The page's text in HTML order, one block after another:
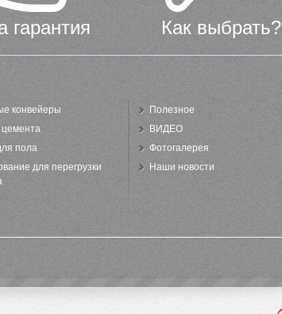
гарантия Как выбрать?
конвейеры
пола
для перегрузки
Полезное
ВИДЕО
Фотогалерея
Наши новости